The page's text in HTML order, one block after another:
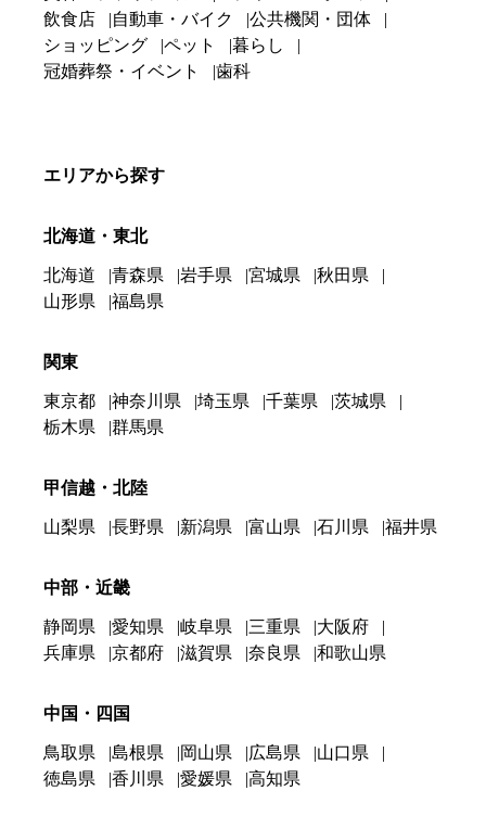
飲食店
自動車・バイク
公共機関・団体
ショッピング
ペット
暮らし
冠婚葬祭・イベント
歯科
エリアから探す
北海道・東北
北海道 青森県 岩手県 宮城県
秋田県
山形県
福島県
関東
東京都 神奈川県 埼玉県 千葉県
茨城県
栃木県
群馬県
甲信越・北陸
山梨県 長野県 新潟県 富山県 石川県 福井県
中部・近畿
静岡県 愛知県 岐阜県 三重県
大阪府
兵庫県
京都府 滋賀県 奈良県 和歌山県
中国・四国
鳥取県 島根県 岡山県 広島県
山口県
徳島県
香川県 愛媛県 高知県